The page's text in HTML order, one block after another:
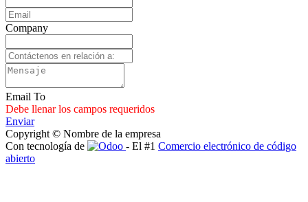
Company
Email To
Debe llenar los campos requeridos
Enviar
Copyright © Nombre de la empresa
Con tecnología de
- El #1 Comercio electrónico de código
abierto